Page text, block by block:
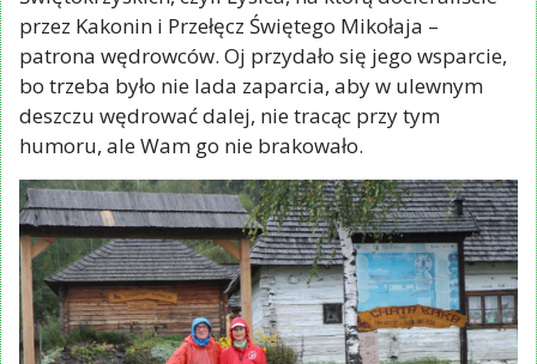
A przed Wami było najwyższe wzniesienie Gór
Świętokrzyskich, czyli Łysica, na którą docieraliście
przez Kakonin i Przełęcz Świętego Mikołaja –
patrona wędrowców. Oj przydało się jego wsparcie,
bo trzeba było nie lada zaparcia, aby w ulewnym
deszczu wędrować dalej, nie tracąc przy tym
humoru, ale Wam go nie brakowało.